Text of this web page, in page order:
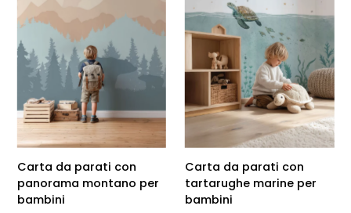
Carta da parati con
panorama montano per
bambini
Carta da parati con
tartarughe marine per
bambini